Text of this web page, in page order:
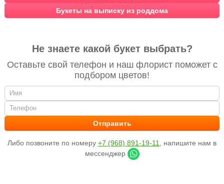
Букеты на выписку из роддома
Не знаете какой букет выбрать?
Оставьте свой телефон и наш флорист поможет с
подбором цветов!
Либо позвоните по номеру +7 (968) 891-19-11
, напишите нам в
мессенджер